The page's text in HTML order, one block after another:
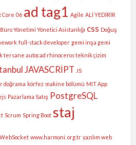
Core 06 ad tag1 Agile ALİ YEDİRİR
Büro Yönetimi Yönetici Asistanlığı css Doğuş
full-stack developer gemi inşa gemi
tersane autocad rhinoceros teknik çizim
JAVASCRİPT JS
doğrama körfez makine bölümü MIT App
Pazarlama Satış PostgreSQL
Scrum Spring Boot staj
WebSocket www.harmoni. org.tr yazılım web